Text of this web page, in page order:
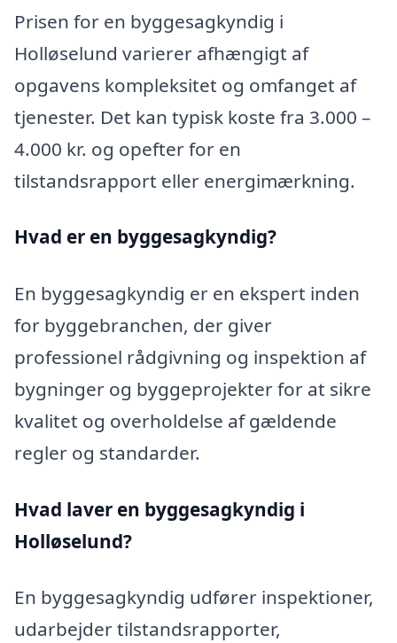
Prisen for en byggesagkyndig i
Holløselund varierer afhængigt af
opgavens kompleksitet og omfanget af
tjenester. Det kan typisk koste fra 3.000 –
4.000 kr. og opefter for en
tilstandsrapport eller energimærkning.
Hvad er en byggesagkyndig?
En byggesagkyndig er en ekspert inden
for byggebranchen, der giver
professionel rådgivning og inspektion af
bygninger og byggeprojekter for at sikre
kvalitet og overholdelse af gældende
regler og standarder.
Hvad laver en byggesagkyndig i
Holløselund?
En byggesagkyndig udfører inspektioner,
udarbejder tilstandsrapporter,